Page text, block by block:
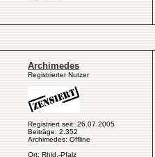
Archimedes
Registrierter Nutzer
Registriert seit: 26.07.2005
Beiträge: 2.352
Archimedes: Offline
Ort: Rhld.-Pfalz